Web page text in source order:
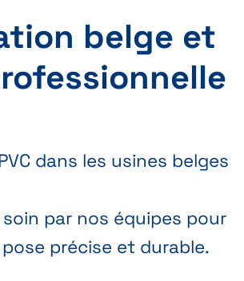
belge et
dans les usines belges
par nos équipes pour
précise et durable.